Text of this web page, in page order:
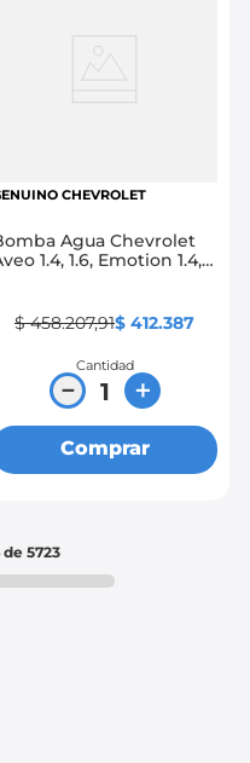
CHEVROLET
Agua Chevrolet
1.4, 1.6, Emotion 1.4,
$ 458.207,91$ 412.387
Cantidad
＋
－
Comprar
de 5723